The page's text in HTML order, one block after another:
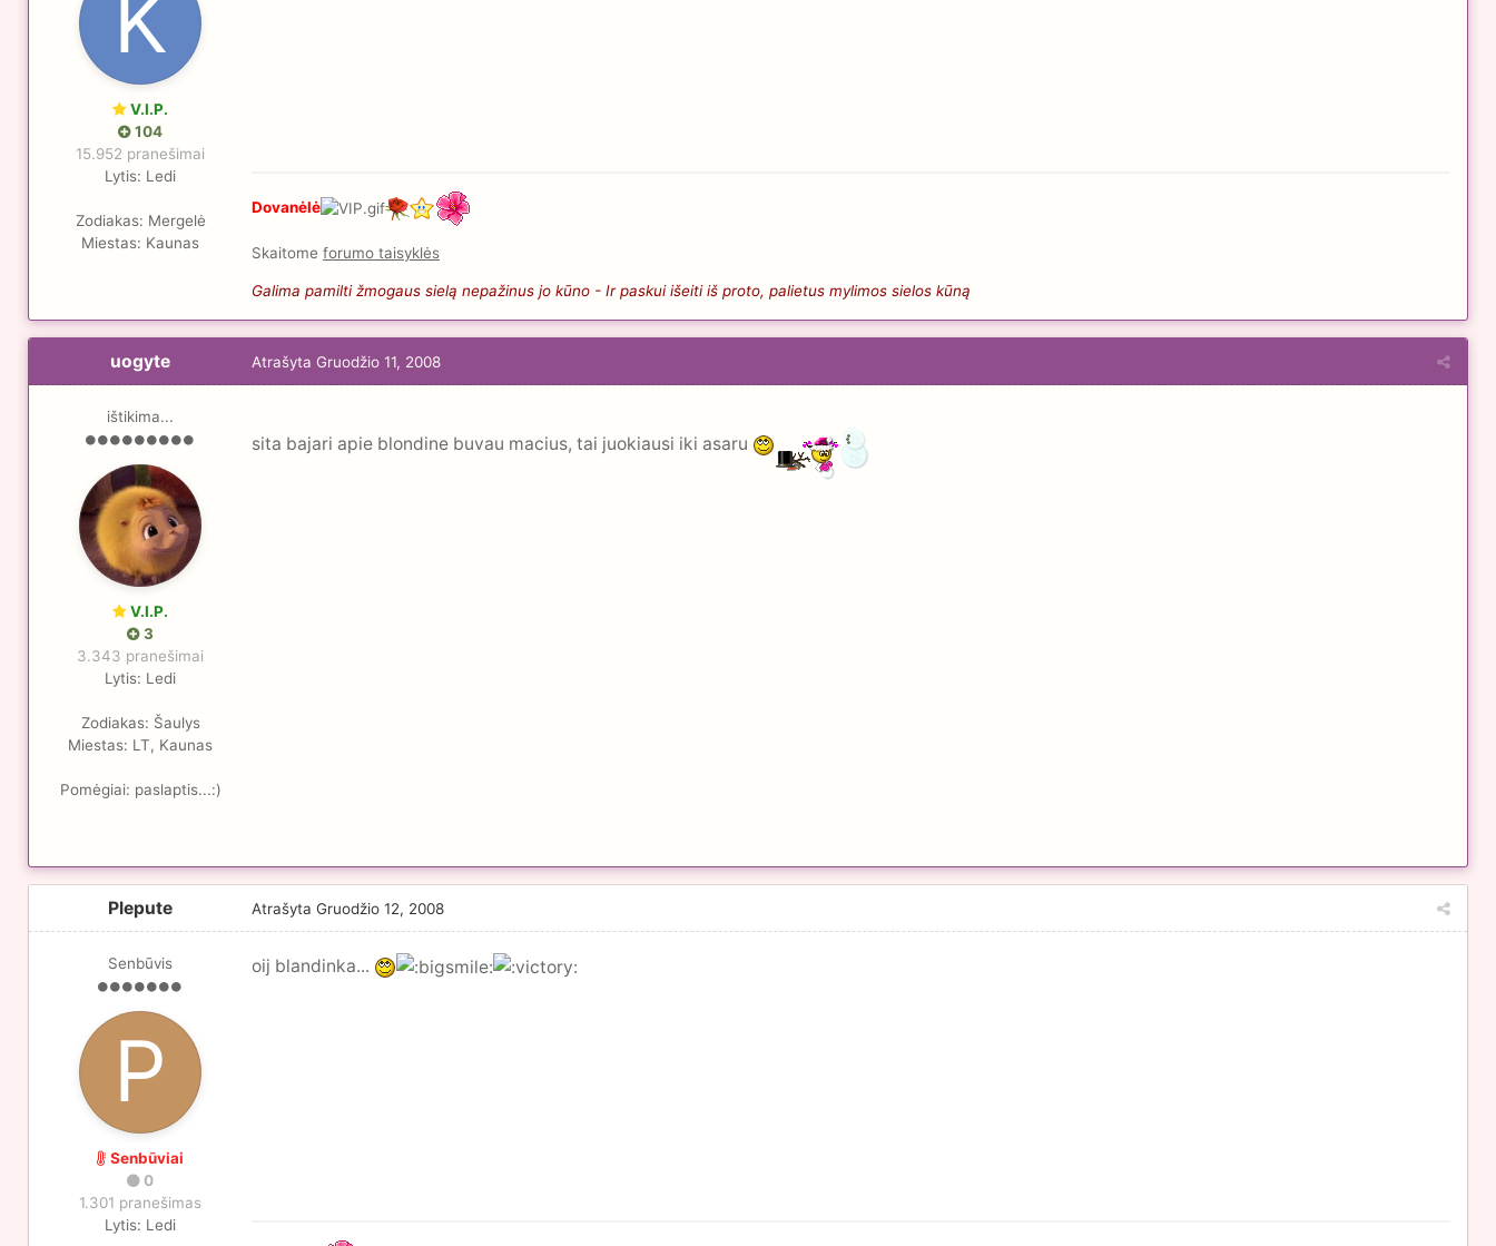
V.I.P.
104
15.952 pranešimai
Lytis: Ledi
Zodiakas: Mergelė
Miestas: Kaunas
Dovanėlė
Skaitome forumo taisyklės
Galima pamilti žmogaus sielą nepažinus jo kūno - Ir paskui išeiti iš proto, palietus mylimos sielos kūną
uogyte
ištikima...
V.I.P.
3
3.343 pranešimai
Lytis: Ledi
Zodiakas: Šaulys
Miestas: LT, Kaunas
Pomėgiai: paslaptis...:)
Atrašyta Gruodžio 11, 2008
sita bajari apie blondine buvau macius, tai juokiausi iki asaru
Plepute
Senbūvis
Senbūviai
0
1.301 pranešimas
Lytis: Ledi
Atrašyta Gruodžio 12, 2008
oij blandinka...